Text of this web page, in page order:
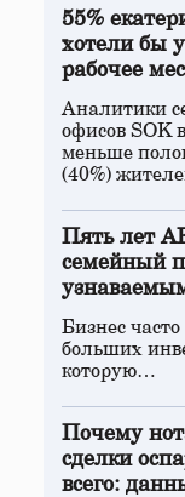
55%
хотели бы
рабочее
Аналитики
офисов SOK
меньше
(40%)
Пять лет
семейный
Бизнес
больших
которую…
Почему
сделки
всего: